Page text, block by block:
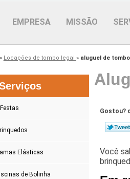
EMPRESA MISSÃO
» Locações de tombo legal » aluguel de
Elásticas
de Bolinha
Gostou?
Você